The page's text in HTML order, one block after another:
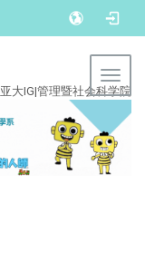
亚大IG|管理暨社会科学院